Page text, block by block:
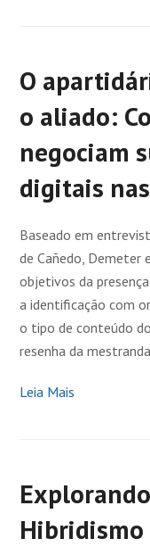
O
o aliado:
negociam
digitais
Baseado em
de Cañedo, Demeter
objetivos da
a identificação com
o tipo de conteúdo
resenha da
Leia Mais
Hibridismo